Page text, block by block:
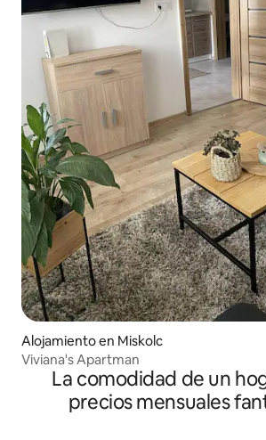
Alojamiento en Miskolc
Viviana's Apartman
La comodidad de un
precios mensuales